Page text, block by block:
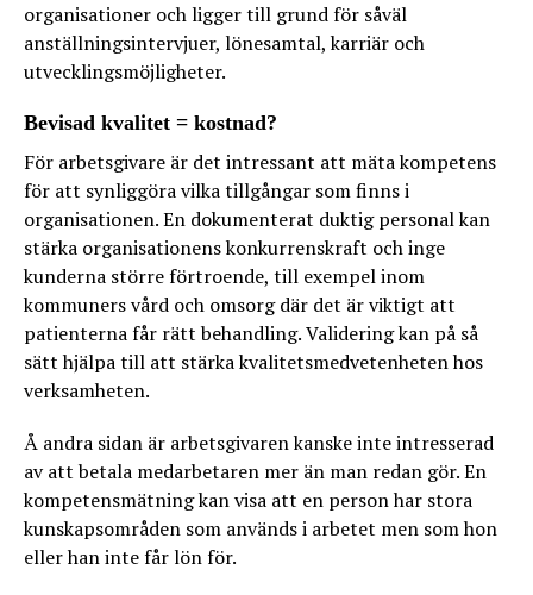
organisationer och ligger till grund för såväl
anställningsintervjuer, lönesamtal, karriär och
utvecklingsmöjligheter.
Bevisad kvalitet = kostnad?
För arbetsgivare är det intressant att mäta kompetens
för att synliggöra vilka tillgångar som finns i
organisationen. En dokumenterat duktig personal kan
stärka organisationens konkurrenskraft och inge
kunderna större förtroende, till exempel inom
kommuners vård och omsorg där det är viktigt att
patienterna får rätt behandling. Validering kan på så
sätt hjälpa till att stärka kvalitetsmedvetenheten hos
verksamheten.
Å andra sidan är arbetsgivaren kanske inte intresserad
av att betala medarbetaren mer än man redan gör. En
kompetensmätning kan visa att en person har stora
kunskapsområden som används i arbetet men som hon
eller han inte får lön för.